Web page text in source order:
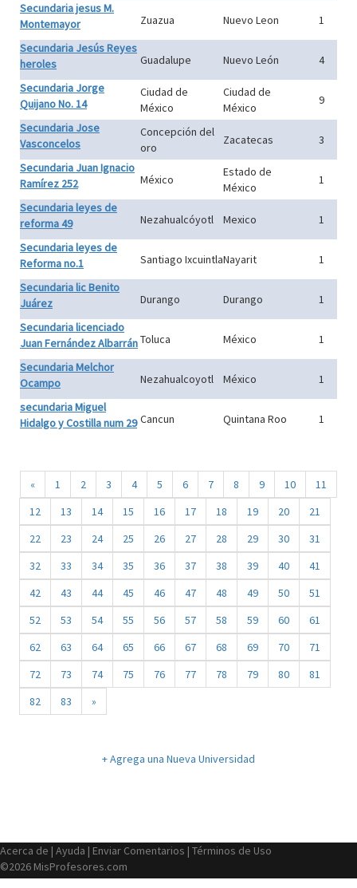
Secundaria jesus M.
Montemayor
Zuazua Nuevo Leon
1
Secundaria Jesús Reyes
heroles
Guadalupe Nuevo León
4
Secundaria Jorge
Quijano No. 14
Ciudad de
México
Ciudad de
México
9
Secundaria Jose
Vasconcelos
Concepción del
oro
Zacatecas
3
Secundaria Juan Ignacio
Ramírez 252
México
Estado de
México
1
Secundaria leyes de
reforma 49
Nezahualcóyotl Mexico
1
Secundaria leyes de
Reforma no.1
Santiago IxcuintlaNayarit
1
Secundaria lic Benito
Juárez
Durango Durango
1
Secundaria licenciado
Juan Fernández AlbarránToluca México
1
Secundaria Melchor
Ocampo
Nezahualcoyotl México
1
secundaria Miguel
Hidalgo y Costilla num 29 Cancun Quintana Roo 1
« 1 2 3 4 5 6 7 8 9 10
11
12
13 14 15 16 17 18 19 20
21
22
23 24 25 26 27 28 29 30
31
32
33 34 35 36 37 38 39 40
41
42
43 44 45 46 47 48 49 50
51
52
53 54 55 56 57 58 59 60
61
62
63 64 65 66 67 68 69 70
71
72
73 74 75 76 77 78 79 80
81
82
83 »
+ Agrega una Nueva Universidad
Acerca de | Ayuda | Enviar Comentarios | Términos de Uso
©2026 MisProfesores.com